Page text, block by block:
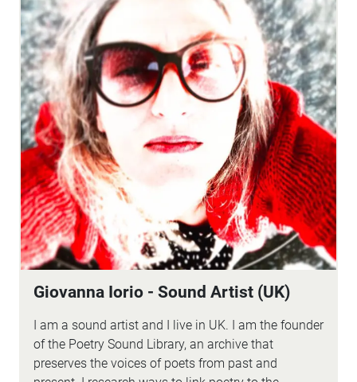
Giovanna Iorio - Sound Artist (UK)
I am a sound artist and I live in UK. I am the founder
of the Poetry Sound Library, an archive that
preserves the voices of poets from past and